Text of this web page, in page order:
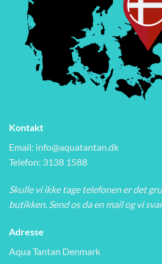
Kontakt
Email: info@aquatantan.dk
Telefon: 3138 1588
Skulle vi ikke tage telefonen er det
butikken. Send os da en mail og vi
Adresse
Aqua Tantan Denmark